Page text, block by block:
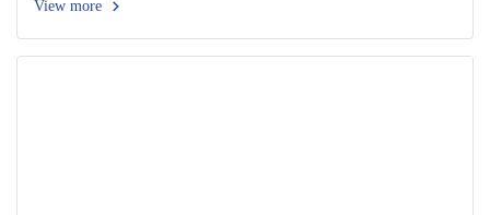
View more